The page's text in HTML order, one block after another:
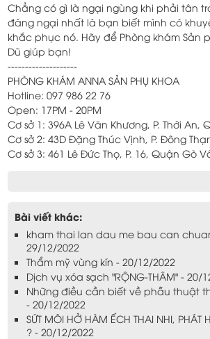
Chẳng có gì là ngại ngùng khi phải tân
đáng ngại nhất là bạn biết mình có
khắc phục nó. Hãy để Phòng khám Sản
Dũ giúp bạn!
--------------------
PHÒNG KHÁM ANNA SẢN PHỤ KHOA
Hotline: 097 986 22 76
Open: 17PM - 20PM
Cơ sở 1: 396A Lê Văn Khương, P. Thới An,
Cơ sở 2: 43D Đặng Thúc Vịnh, P. Đông
Cơ sở 3: 461 Lê Đức Thọ, P. 16, Quận Gò
Bài viết khác:
kham thai lan dau me bau can
29/12/2022
Thẩm mỹ vùng kín - 20/12/2022
Dịch vụ xóa sạch "RỘNG-THÂM" - 20/
Những điều cần biết về phẫu thuật
- 20/12/2022
SỨT MÔI HỞ HÀM ẾCH THAI NHI, PHÁT
? - 20/12/2022